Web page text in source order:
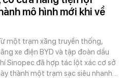
mô hình mới khi về
một trạm xăng truyền thống,
xe điện BYD và tập đoàn dầu
Sinopec đã hợp tác lột xác cơ sở
thành một trạm sạc siêu nhanh…